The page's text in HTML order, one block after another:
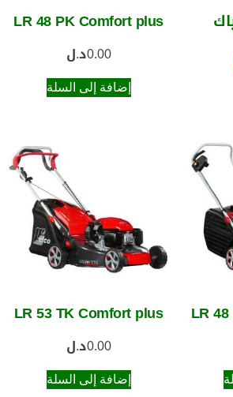
LR 48 PK Comfort plus
0.00د.ل
إضافة إلى السلة
LR
LR 53 TK Comfort plus
0.00د.ل
إضافة إلى السلة